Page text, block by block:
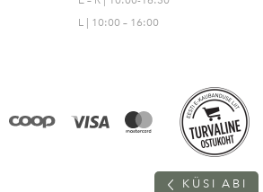
L | 10:00 – 16:00
K Ü S I A B I